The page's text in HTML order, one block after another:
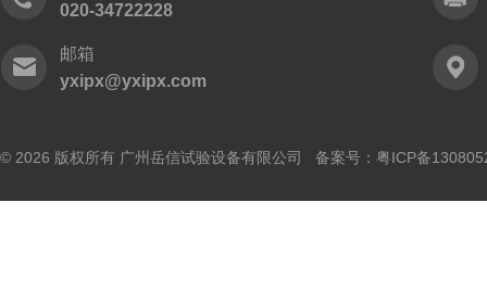
020-34722228
邮箱
yxipx@yxipx.com
© 2026 版权所有 广州岳信试验设备有限公司 备案号： 粤ICP备